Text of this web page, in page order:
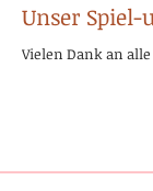
Unser
Vielen Dank an